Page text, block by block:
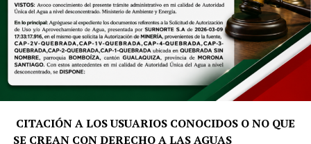
con propósito. No buscamos únicamente generar
investigación, sino trabajar directamente en el
territorio, analizar sus desafíos y aportar soluciones que
fortalezcan la toma de decisiones y el desarrollo
sostenible de Galápagos», señala David Santiago Salinas
Aleaga, docente e investigador de la carrera de Turismo
de la UTPL.
CITACIÓN A LOS USUARIOS CONOCIDOS O NO QUE
SE CREAN CON DERECHO A LAS AGUAS